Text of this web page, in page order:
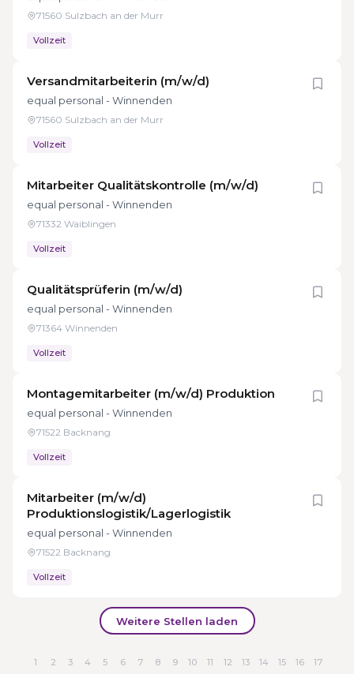
71560 Sulzbach an der Murr
Vollzeit
Versandmitarbeiterin (m/w/d)
equal personal - Winnenden
71560 Sulzbach an der Murr
Vollzeit
Mitarbeiter Qualitätskontrolle (m/w/d)
equal personal - Winnenden
71332 Waiblingen
Vollzeit
Qualitätsprüferin (m/w/d)
equal personal - Winnenden
71364 Winnenden
Vollzeit
Montagemitarbeiter (m/w/d) Produktion
equal personal - Winnenden
71522 Backnang
Vollzeit
Mitarbeiter (m/w/d)
Produktionslogistik/Lagerlogistik
equal personal - Winnenden
71522 Backnang
Vollzeit
Weitere Stellen laden
1 2 3 4 5 6 7 8 9 10 11 12 13 14 15 16
17